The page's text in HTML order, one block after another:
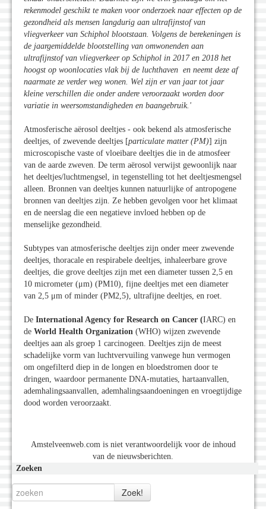
rekenmodel geschikt te maken voor onderzoek naar effecten op de
gezondheid als mensen langdurig aan ultrafijnstof van
vliegverkeer van Schiphol blootstaan. Volgens de berekeningen is
de jaargemiddelde blootstelling van omwonenden aan
ultrafijnstof van vliegverkeer op Schiphol in 2017 en 2018 het
hoogst op woonlocaties vlak bij de luchthaven en neemt deze af
naarmate ze verder weg wonen. Wel zijn er van jaar tot jaar
kleine verschillen die onder andere veroorzaakt worden door
variatie in weersomstandigheden en baangebruik.'
Atmosferische aërosol deeltjes - ook bekend als atmosferische
deeltjes, of zwevende deeltjes [particulate matter (PM)] zijn
microscopische vaste of vloeibare deeltjes die in de atmosfeer
van de aarde zweven. De term aërosol verwijst gewoonlijk naar
het deeltjes/luchtmengsel, in tegenstelling tot het deeltjesmengsel
alleen. Bronnen van deeltjes kunnen natuurlijke of antropogene
bronnen van deeltjes zijn. Ze hebben gevolgen voor het klimaat
en de neerslag die een negatieve invloed hebben op de
menselijke gezondheid.
Subtypes van atmosferische deeltjes zijn onder meer zwevende
deeltjes, thoracale en respirabele deeltjes, inhaleerbare grove
deeltjes, die grove deeltjes zijn met een diameter tussen 2,5 en
10 micrometer (μm) (PM10), fijne deeltjes met een diameter
van 2,5 μm of minder (PM2,5), ultrafijne deeltjes, en roet.
De International Agency for Research on Cancer (IARC) en
de World Health Organization (WHO) wijzen zwevende
deeltjes aan als groep 1 carcinogeen. Deeltjes zijn de meest
schadelijke vorm van luchtvervuiling vanwege hun vermogen
om ongefilterd diep in de longen en bloedstromen door te
dringen, waardoor permanente DNA-mutaties, hartaanvallen,
ademhalingsaanvallen, ademhalingsaandoeningen en vroegtijdige
dood worden veroorzaakt.
Amstelveenweb.com is niet verantwoordelijk voor de inhoud
van de nieuwsberichten.
Zoeken